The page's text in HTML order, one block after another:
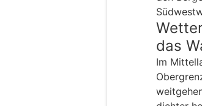
das
Im